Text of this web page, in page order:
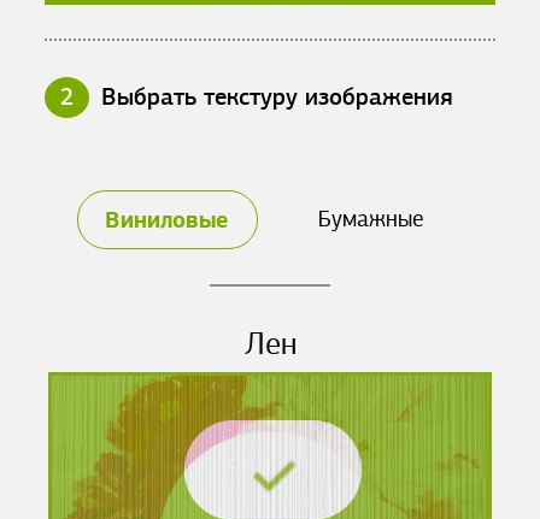
2 Выбрать текстуру изображения
Виниловые Бумажные
Лен